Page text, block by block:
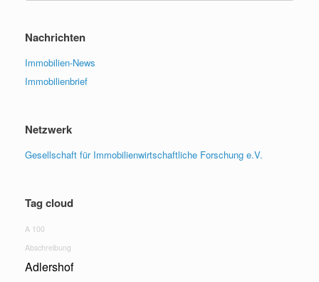
Nachrichten
Immobilien-News
Immobilienbrief
Netzwerk
Gesellschaft für Immobilienwirtschaftliche Forschung e.V.
Tag cloud
A 100
Abschreibung
Adlershof